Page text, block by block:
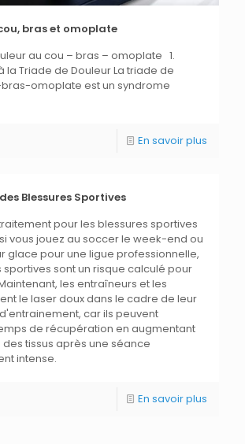
bras et omoplate
au cou – bras – omoplate 1.
la Triade de Douleur La triade de
omoplate est un syndrome
En savoir plus
Blessures Sportives
pour les blessures sportives
vous jouez au soccer le week-end ou
glace pour une ligue professionnelle,
sportives sont un risque calculé pour
les entraîneurs et les
le laser doux dans le cadre de leur
car ils peuvent
de récupération en augmentant
tissus après une séance
intense.
En savoir plus